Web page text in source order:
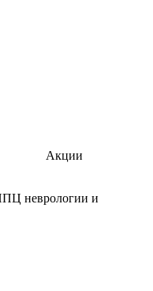
Акции
неврологии и